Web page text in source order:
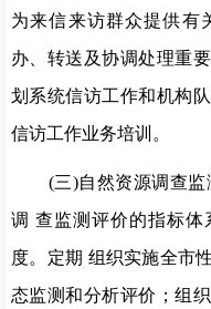
为来信来访群众提供有
办、转送及协调处理重
划系统信访工作和机构
信访工作业务培训。
(三)自然资源调查
调 查监测评价的指标体
度。定期 组织实施全市
态监测和分析评价；组